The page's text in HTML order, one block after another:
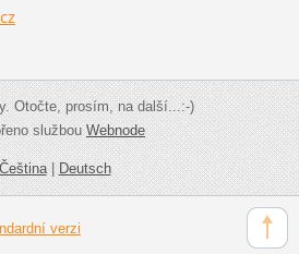
Otočte, prosím, na další...:-)
službouWebnode
|Deutsch
verzi